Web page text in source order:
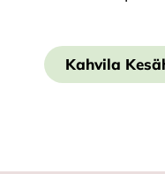
Kahvila